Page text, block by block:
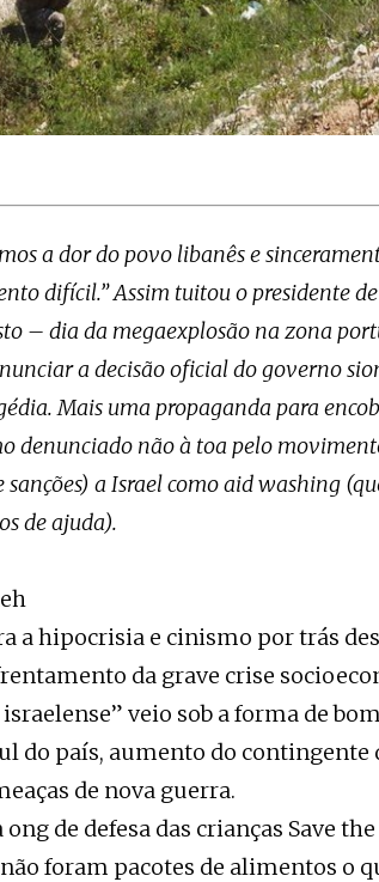
a dor do povo libanês e
difícil.” Assim tuitou o presidente
– dia da megaexplosão na zona
a decisão oficial do governo
Mais uma propaganda para
denunciado não à toa pelo
sanções) a Israel como aid washing
de ajuda).
a hipocrisia e cinismo por trás
da grave crise
veio sob a forma de
do país, aumento do contingente
de nova guerra.
de defesa das crianças Save
foram pacotes de alimentos o